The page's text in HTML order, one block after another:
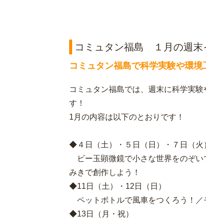
コミュタン福島 １月の週末
コミュタン福島で科学実験や環境
コミュタン福島では、週末に科学実
す！
1月の内容は以下のとおりです！
◆４日（土）・５日（日）・７日（火
ビー玉顕微鏡で小さな世界をのぞい
みきで創作しよう！
◆11日（土）・12日（日）
ペットボトルで風車をつくろう！／
◆13日（月・祝）